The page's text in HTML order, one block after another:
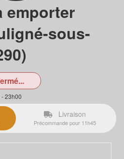
emporter
sous-
23h00
Livraison
Précommande pour 11h45